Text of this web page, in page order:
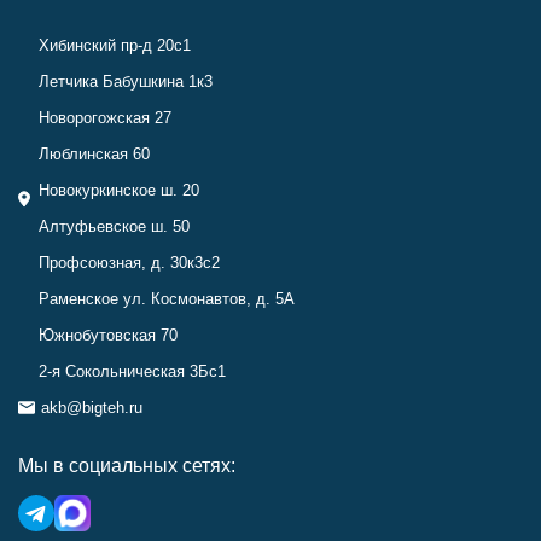
Хибинский пр-д 20с1
Летчика Бабушкина 1к3
Новорогожская 27
Люблинская 60
Новокуркинское ш. 20
Алтуфьевское ш. 50
Профсоюзная, д. 30к3с2
Раменское ул. Космонавтов, д. 5А
Южнобутовская 70
2-я Сокольническая 3Бс1
akb@bigteh.ru
Мы в социальных сетях: